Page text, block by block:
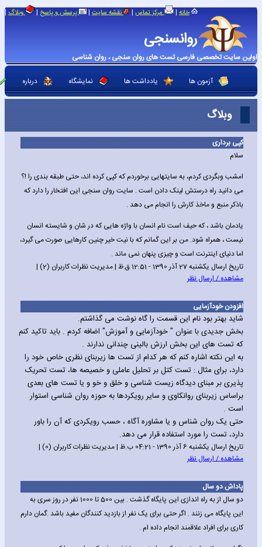
روانسنجی
اولین سایت تخصصی فارسی تست های روان سنجی ، روان شناسی
خانه | مرکز تماس | نقشه سایت | پرسش و پاسخ | وبلاگ |
آزمون ها یادداشت ها نمایشگاه درباره
وبلاگ
کپی برداری
سلام
امشب وبگردی کردم، به سایتهایی برخوردم که کپی کرده اند، حتی طبقه بندی را !؟
می دانید راه درستش لینک دادن است . سایت روان سنجی این افتخار را دارد که
باذکر منبع و ماخذ کارش را انجام می دهد .
یادمان باشد ، که حیف است نام انسان با واژه هایی که در شان و شایسته انسان
نیست ، همراه شود. من بر این گمانم که با نیت خیر چنین کارهایی صورت می گیرد،
اما دنیای اینترنت است و چیزی پنهان نمی ماند .
تاریخ ارسال یکشنبه 27 آذر 1390 - 12:51 ق.ظ | مدیریت نظرات کاربران (2) |
مشاهده / ارسال نظر
افزودن خودآزمایی
شاید بهتر بود نام این قسمت را گاه نوشت می گذاشتم.
بخش جدیدی با عنوان " خودآزمایی و آموزش" اضافه کردم . باید تاکید کنم
که تست های این بخش ارزش بالینی چندانی ندارند .
به این نکته اشاره کنم که هر کدام از تست ها زیربنای نظری خاص خود را
دارد، برای مثال : تست کتل بر تحلیل عاملی و خصیصه ها، تست تحریک
پذیری بر مبنای دیدگاه زیست شناسی و خلق و خو و یا تست های بعدی
براساس زیربنای روانکاوی و سایر رویکردها به حوزه روان شناسی استوار
است .
حتی یک روان شناس و یا مشاوره آگاه ، حسب رویکردی که آن را باور
دارد، تست را مورد استفاده قرار می دهد.
تاریخ ارسال یکشنبه 6 آذر 1390 - 04:21 ب.ظ | مدیریت نظرات کاربران (0) |
مشاهده / ارسال نظر
پاداش دو سال
دو سال از به راه اندازی این پایگاه گذشت . بین 500 تا 1000 نفر در روز سری به
این پایگاه می زنند . اگر حتی برای یک نفر از بازدید کنندگان مفید باشد .گمان دارم
کاری برای افراد علاقمند انجام داده ام .